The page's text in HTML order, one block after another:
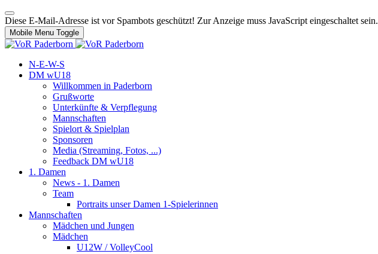
Diese E-Mail-Adresse ist vor Spambots geschützt! Zur Anzeige muss JavaScript eingeschaltet sein.
Mobile Menu Toggle
N-E-W-S
DM wU18
Willkommen in Paderborn
Grußworte
Unterkünfte & Verpflegung
Mannschaften
Spielort & Spielplan
Sponsoren
Media (Streaming, Fotos, ...)
Feedback DM wU18
1. Damen
News - 1. Damen
Team
Portraits unser Damen 1-Spielerinnen
Mannschaften
Mädchen und Jungen
Mädchen
U12W / VolleyCool